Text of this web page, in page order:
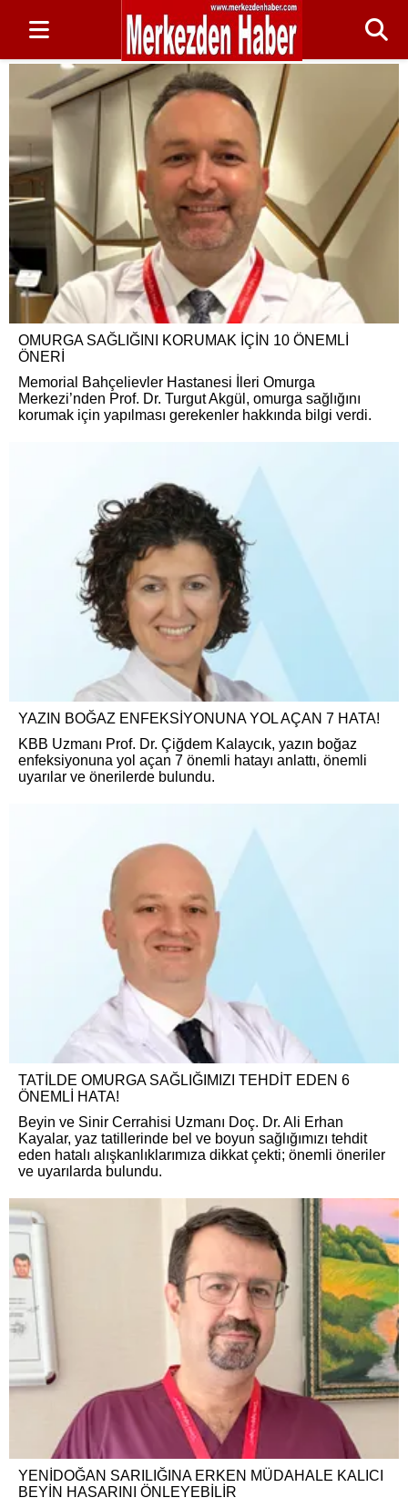
OMURGA SAĞLIĞINI KORUMAK İÇİN 10 ÖNEMLİ
ÖNERİ
Memorial Bahçelievler Hastanesi İleri Omurga
Merkezi’nden Prof. Dr. Turgut Akgül, omurga sağlığını
korumak için yapılması gerekenler hakkında bilgi verdi.
YAZIN BOĞAZ ENFEKSİYONUNA YOL AÇAN 7 HATA!
KBB Uzmanı Prof. Dr. Çiğdem Kalaycık, yazın boğaz
enfeksiyonuna yol açan 7 önemli hatayı anlattı, önemli
uyarılar ve önerilerde bulundu.
TATİLDE OMURGA SAĞLIĞIMIZI TEHDİT EDEN 6
ÖNEMLİ HATA!
Beyin ve Sinir Cerrahisi Uzmanı Doç. Dr. Ali Erhan
Kayalar, yaz tatillerinde bel ve boyun sağlığımızı tehdit
eden hatalı alışkanlıklarımıza dikkat çekti; önemli öneriler
ve uyarılarda bulundu.
YENİDOĞAN SARILIĞINA ERKEN MÜDAHALE KALICI
BEYİN HASARINI ÖNLEYEBİLİR